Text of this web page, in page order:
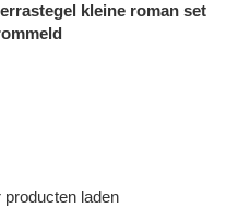
kleine roman set
producten laden